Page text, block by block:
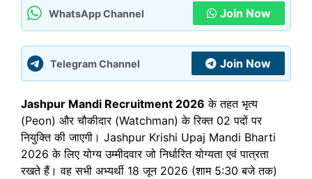
WhatsApp Channel Join Now
Telegram Channel Join Now
Jashpur Mandi Recruitment 2026 के तहत भृत्य
(Peon) और चौकीदार (Watchman) के रिक्त 02 पदों पर
नियुक्ति की जाएगी। Jashpur Krishi Upaj Mandi Bharti
2026 के लिए योग्य उम्मीदवार जो निर्धारित योग्यता एवं पात्रता
रखते हैं। वह सभी अभ्यर्थी 18 जून 2026 (शाम 5:30 बजे तक)